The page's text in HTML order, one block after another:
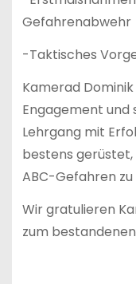
Gefahrenabwehr
-Taktisches
Kamerad
Engagement und
Lehrgang mit
bestens
ABC-Gefahren
Wir gratulieren
zum